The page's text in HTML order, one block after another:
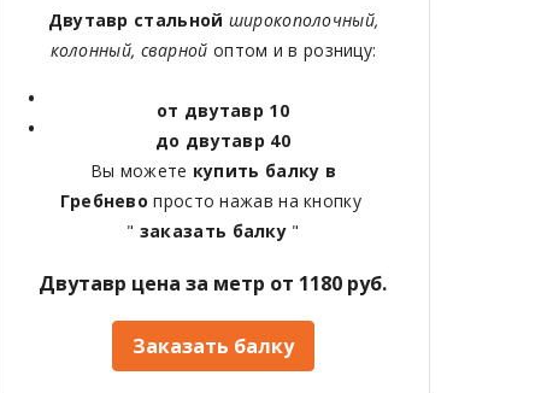
Двутавр стальной широкополочный,
колонный, сварной оптом и в розницу:
от двутавр 10
до двутавр 40
Вы можете купить балку в
Гребневопросто нажав на кнопку
" заказать балку "
Двутавр цена за метр от 1180 руб.
Заказать балку